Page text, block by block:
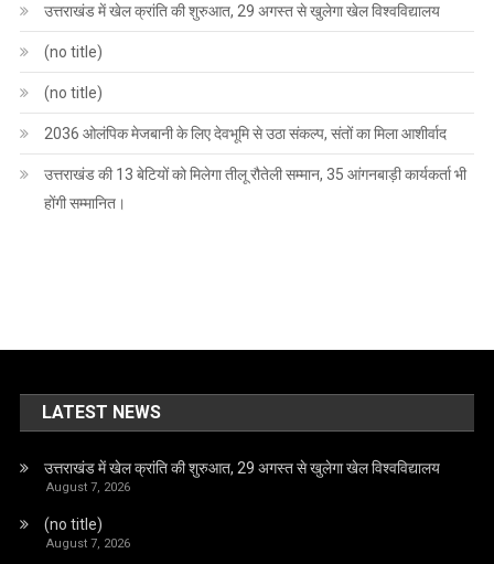
उत्तराखंड में खेल क्रांति की शुरुआत, 29 अगस्त से खुलेगा खेल विश्वविद्यालय
(no title)
(no title)
2036 ओलंपिक मेजबानी के लिए देवभूमि से उठा संकल्प, संतों का मिला आशीर्वाद
उत्तराखंड की 13 बेटियों को मिलेगा तीलू रौतेली सम्मान, 35 आंगनबाड़ी कार्यकर्ता भी
होंगी सम्मानित।
LATEST NEWS
उत्तराखंड में खेल क्रांति की शुरुआत, 29 अगस्त से खुलेगा खेल विश्वविद्यालय
August 7, 2026
(no title)
August 7, 2026